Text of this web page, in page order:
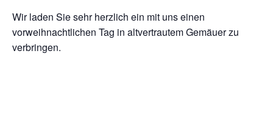
Wir laden Sie sehr herzlich ein mit uns einen
vorweihnachtlichen Tag in altvertrautem Gemäuer zu
verbringen.